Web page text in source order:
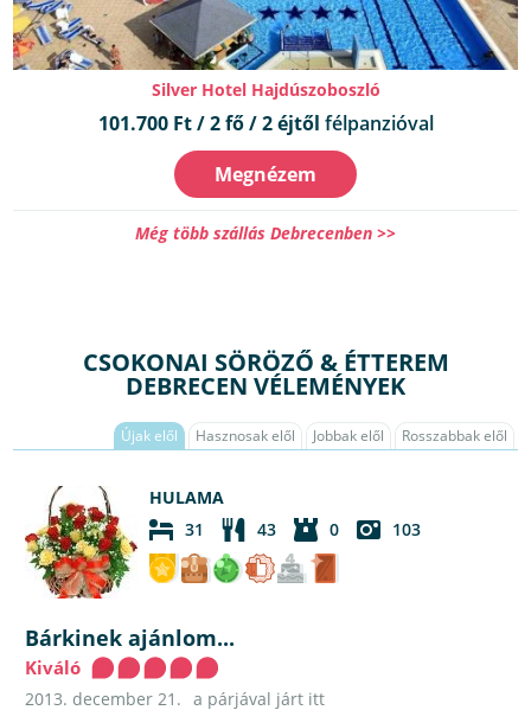
Silver Hotel Hajdúszoboszló
101.700 Ft / 2 fő / 2 éjtől félpanzióval
Megnézem
Még több szállás Debrecenben >>
CSOKONAI SÖRÖZŐ & ÉTTEREM
DEBRECEN VÉLEMÉNYEK
Újak elől Hasznosak elől Jobbak elől Rosszabbak elől
HULAMA
31
43 0 103
Bárkinek ajánlom...
Kiváló
2013. december 21. a párjával járt itt